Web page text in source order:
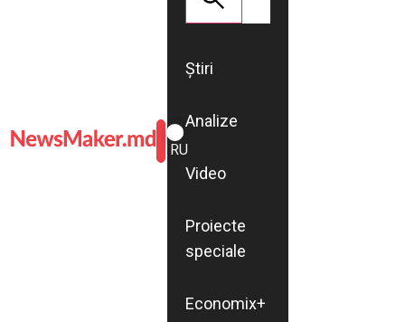
ROMÂNĂ
RU
Știri
Analize
Video
Proiecte
speciale
Economix+